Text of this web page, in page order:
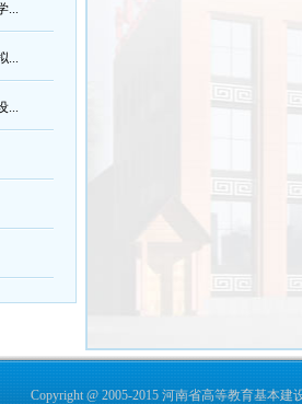
...
...
...
Copyright @ 2005-2015 河南省高等教育基本建